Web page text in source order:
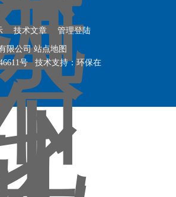
技术文章 管理登陆
限公司站点地图
号技术支持：环保在